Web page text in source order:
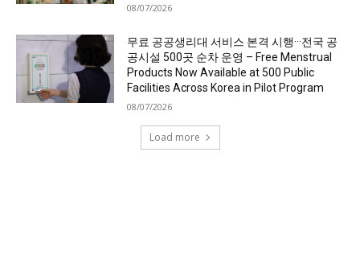
08/07/2026
무료 공공생리대 서비스 본격 시행···전국 공
공시설 500곳 순차 운영 – Free Menstrual
Products Now Available at 500 Public
Facilities Across Korea in Pilot Program
08/07/2026
Load more